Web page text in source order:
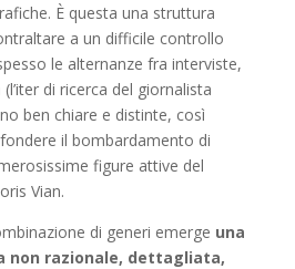
È questa una struttura
a un difficile controllo
le alternanze fra interviste,
di ricerca del giornalista
ben chiare e distinte, così
il bombardamento di
figure attive del
Vian.
di generi emerge una
non razionale, dettagliata,